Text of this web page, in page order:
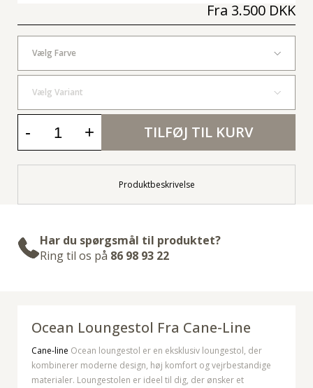
Fra 3.500 DKK
Vælg Farve
Vælg Variant
- + TILFØJ TIL KURV
Produktbeskrivelse
Har du spørgsmål til produktet?
Ring til os på 86 98 93 22
Ocean Loungestol Fra Cane-Line
Cane-line Ocean loungestol er en eksklusiv loungestol, der
kombinerer moderne design, høj komfort og vejrbestandige
materialer. Loungestolen er ideel til dig, der ønsker et